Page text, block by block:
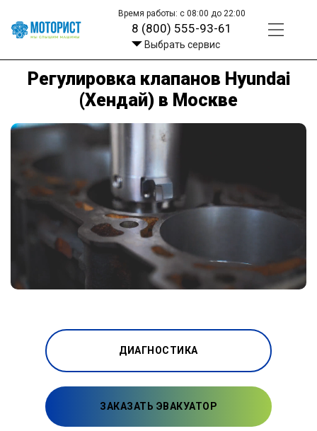
Время работы: с 08:00 до 22:00
8 (800) 555-93-61
Выбрать сервис
Регулировка клапанов Hyundai
(Хендай) в Москве
ДИАГНОСТИКА
ЗАКАЗАТЬ ЭВАКУАТОР